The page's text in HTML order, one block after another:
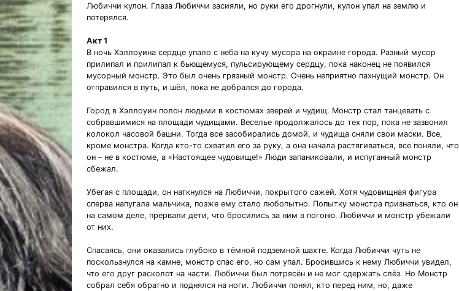
Любиччи кулон. Глаза Любиччи засияли, но руки его дрогнули, кулон упал на землю и
потерялся.
Акт 1
В ночь Хэллоуина сердце упало с неба на кучу мусора на окраине города. Разный мусор
прилипал и прилипал к бьющемуся, пульсирующему сердцу, пока наконец не появился
мусорный монстр. Это был очень грязный монстр. Очень неприятно пахнущий монстр. Он
отправился в путь, и шёл, пока не добрался до города.
Город в Хэллоуин полон людьми в костюмах зверей и чудищ. Монстр стал танцевать с
собравшимися на площади чудищами. Веселье продолжалось до тех пор, пока не зазвонил
колокол часовой башни. Тогда все засобирались домой, и чудища сняли свои маски. Все,
кроме монстра. Когда кто-то схватил его за руку, а она начала растягиваться, все поняли, что
он – не в костюме, а «Настоящее чудовище!» Люди запаниковали, и испуганный монстр
сбежал.
Убегая с площади, он наткнулся на Любиччи, покрытого сажей. Хотя чудовищная фигура
сперва напугала мальчика, позже ему стало любопытно. Попытку монстра признаться, кто он
на самом деле, прервали дети, что бросились за ним в погоню. Любиччи и монстр убежали
от них.
Спасаясь, они оказались глубоко в тёмной подземной шахте. Когда Любиччи чуть не
поскользнулся на камне, монстр спас его, но сам упал. Бросившись к нему Любиччи увидел,
что его друг расколот на части. Любиччи был потрясён и не мог сдержать слёз. Но Монстр
собрал себя обратно и поднялся на ноги. Любиччи понял, кто перед ним, но, даже